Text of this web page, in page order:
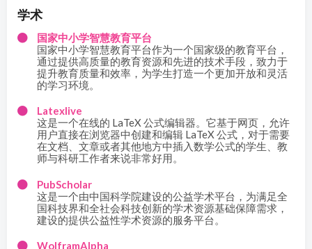
学术
国家中小学智慧教育平台
国家中小学智慧教育平台作为一个国家级的教育平台，
通过提供高质量的教育资源和先进的技术手段，致力于
提升教育质量和效率，为学生打造一个更加开放和灵活
的学习环境。
Latexlive
这是一个在线的 LaTeX 公式编辑器。它基于网页，允许
用户直接在浏览器中创建和编辑 LaTeX 公式，对于需要
在文档、文章或者其他地方中插入数学公式的学生、教
师与科研工作者来说非常好用。
PubScholar
这是一个由中国科学院建设的公益学术平台，为满足全
国科技界和全社会科技创新的学术资源基础保障需求，
建设的提供公益性学术资源的服务平台。
WolframAlpha